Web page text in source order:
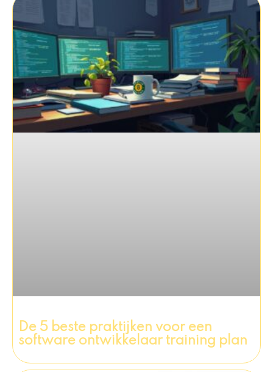
De 5 beste praktijken voor een
software ontwikkelaar training plan